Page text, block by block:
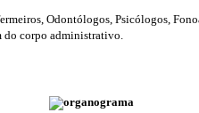
Odontólogos, Psicólogos,
do corpo administrativo.